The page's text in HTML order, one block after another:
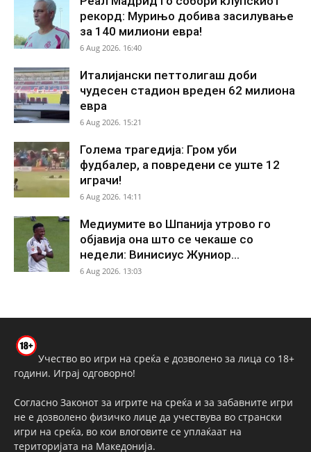
рекорд: Мурињо добива засилување
за 140 милиони евра!
6 Aug 2026. 16:40
Италијански петтолигаш доби
чудесен стадион вреден 62 милиона
евра
6 Aug 2026. 15:21
Голема трагедија: Гром уби
фудбалер, а повредени се уште 12
играчи!
6 Aug 2026. 14:11
Медиумите во Шпанија утрово го
објавија она што се чекаше со
недели: Винисиус Жуниор...
6 Aug 2026. 13:03
Учество во игри на среќа е дозволено за лица со 18+
години. Играј одговорно!
Согласно Законот за игрите на среќа и за забавните игри
не е дозволено физичко лице да учествува во странски
игри на среќа, во кои влоговите се уплаќаат на
територијата на Македонија.